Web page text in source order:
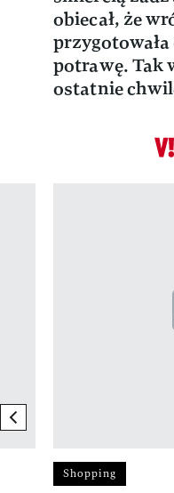
obiecał, że
potrawę. Tak
ostatnie
previous element
Shopping